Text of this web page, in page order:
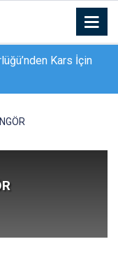
şüpheli yakalandı